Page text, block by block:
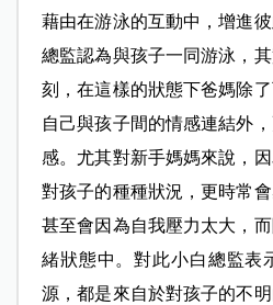
藉由在游泳的互動中，增進
總監認為與孩子一同游泳，
刻，在這樣的狀態下爸媽除
自己與孩子間的情感連結外
感。尤其對新手媽媽來說，
對孩子的種種狀況，更時常
甚至會因為自我壓力太大，
緒狀態中。對此小白總監表
源，都是來自於對孩子的不